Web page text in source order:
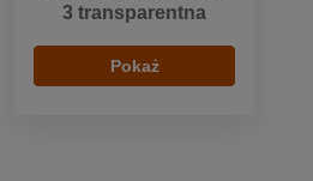
3 transparentna
Pokaż